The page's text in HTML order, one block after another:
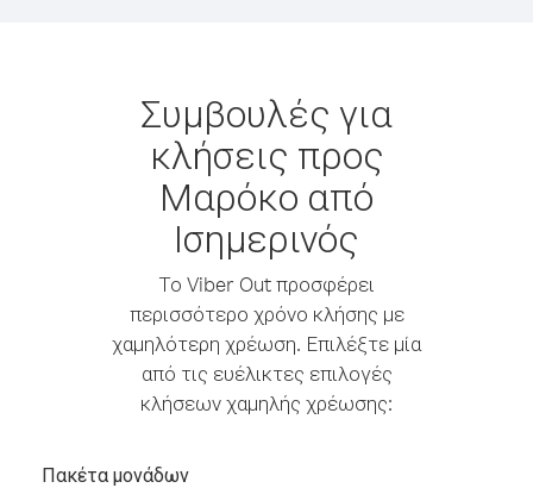
Συμβουλές για
κλήσεις προς
Μαρόκο από
Ισημερινός
Το Viber Out προσφέρει
περισσότερο χρόνο κλήσης με
χαμηλότερη χρέωση. Επιλέξτε μία
από τις ευέλικτες επιλογές
κλήσεων χαμηλής χρέωσης:
Πακέτα μονάδων